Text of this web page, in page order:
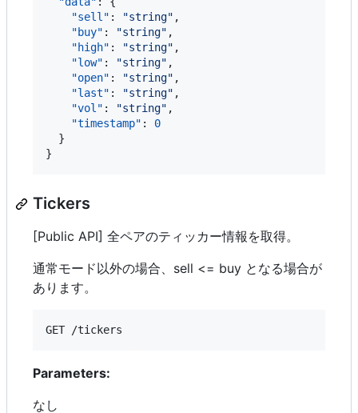
"sell" : "string" ,
"buy" : "string" ,
"high" : "string" ,
"low" : "string" ,
"open" : "string" ,
"last" : "string" ,
"vol" : "string" ,
"timestamp" : 0
  }
}
Tickers
[Public API] 全ペアのティッカー情報を取得。
通常モード以外の場合、sell <= buy となる場合が
あります。
GET /tickers
Parameters:
なし